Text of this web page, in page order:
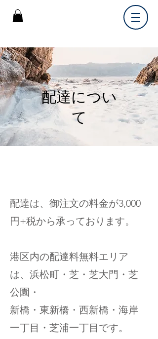
配達につい
て
配達は、御注文の料金が3,000
円+税から承っております。
港区内の配達料無料エリア
は、浜松町・芝・芝大門・芝
公園・
新橋・東新橋・西新橋・海岸
一丁目・芝浦一丁目です。